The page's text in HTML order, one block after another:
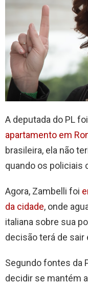
A deputada do PL foi
apartamento em
brasileira, ela não
quando os policiais
Agora, Zambelli foi
da cidade, onde
italiana sobre sua
decisão terá de sair
Segundo fontes da
decidir se mantém